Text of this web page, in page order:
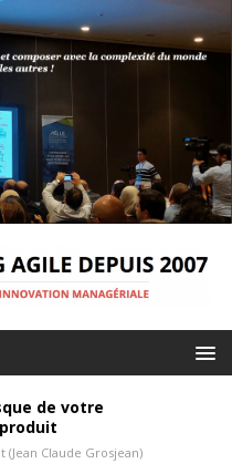
de votre
(Jean Claude Grosjean)